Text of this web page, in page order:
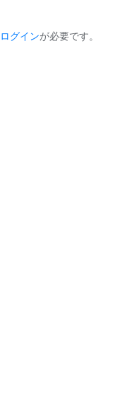
ログインが必要です。